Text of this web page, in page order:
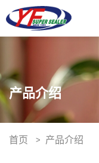
产品介绍
首页 产品介绍